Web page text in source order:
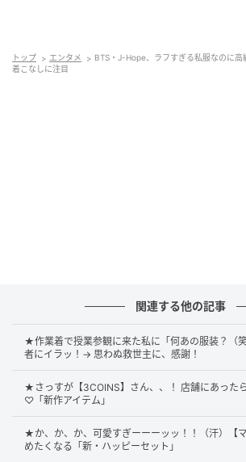
フさですが、不思議と全体は洗練され
ヴィトンの｢ニードル バッグ｣が、コ
にラグジュアリーなアクセントを加
また、足元にもルイ・ヴィトンのピン
ソフトスニーカー｣を合わせることで
遊び心をプラス。ラフさの中にしっ
せたスタイリングが印象的です。
トップ エンタメ
BTS・J-Hope、ラフすぎる私服なのに高
着こなしに注目
関連する他の記事
★作業着で授業参観に来た私に「何あの服装？（
者にイラッ！→ 思わぬ救世主に、感謝！
★さっすが【3COINS】さん、、！ 店舗にあった
♡「新作アイテム」
★か、か、か、可愛すぎーーーッッ！！（汗）【
めたくなる「新・ハッピーセット」